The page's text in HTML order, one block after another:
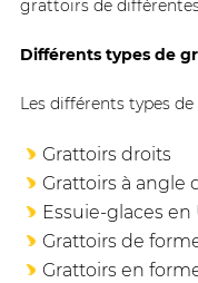
grattoirs de
Différents types de
Les différents types
Grattoirs droits
Grattoirs à angle
Essuie-glaces en
Grattoirs de
Grattoirs en